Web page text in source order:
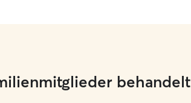
behandelt